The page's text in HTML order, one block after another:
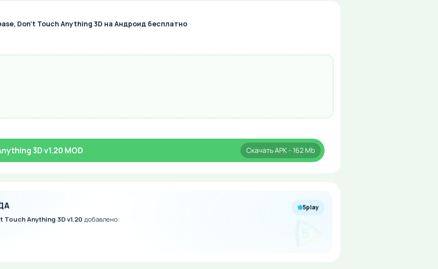
Don't Touch Anything 3D на Андроид бесплатно
3D v1.20 MOD СкачатьAPK- 162 Mb
Touch Anything 3D v1.20 добавлено:
5play